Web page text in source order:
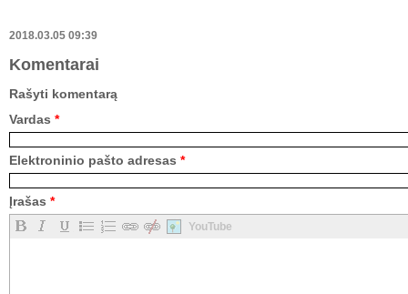
2018.03.05 09:39
Komentarai
Rašyti komentarą
Vardas *
Elektroninio pašto adresas *
Įrašas *
YouTube